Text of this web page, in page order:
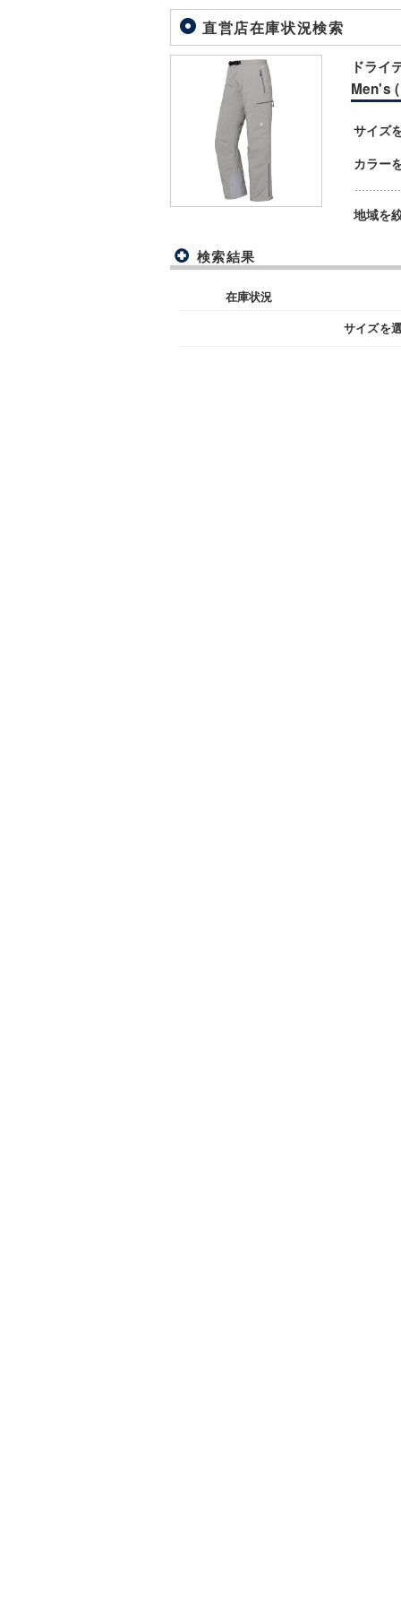
直営店在庫状況検索
ドライ
Men's
サイズ
カラー
地域を
検索結果
在庫状況
サイズを